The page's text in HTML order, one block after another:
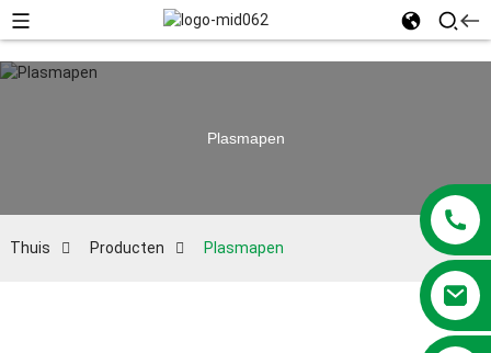
Plasmapen
Thuis Producten Plasmapen